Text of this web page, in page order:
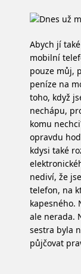
Abych jí
mobilní
pouze můj,
peníze na
toho, když
nechápu,
komu
opravdu
kdysi také
nediví, že
telefon, na
kapesného.
ale nerada.
sestra byla
půjčovat